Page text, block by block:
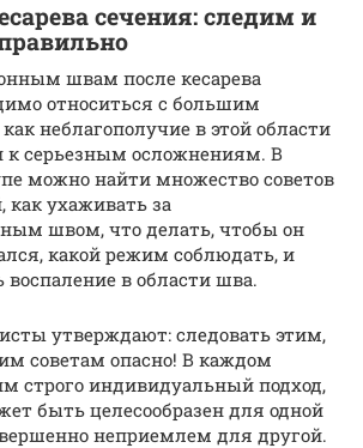
сечения: следим и
швам после кесарева
относиться с большим
неблагополучие в этой области
к серьезным осложнениям. В
можно найти множество советов
ухаживать за
швом, что делать, чтобы он
какой режим соблюдать, и
воспаление в области шва.
утверждают: следовать этим,
советам опасно! В каждом
строго индивидуальный подход,
быть целесообразен для одной
неприемлем для другой.